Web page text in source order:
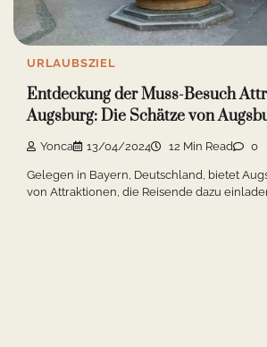
URLAUBSZIEL
Entdeckung der Muss-Besuch
Augsburg: Die Schätze von
Yonca 13/04/2024 12 Min Read 0
Gelegen in Bayern, Deutschland, bietet
von Attraktionen, die Reisende dazu